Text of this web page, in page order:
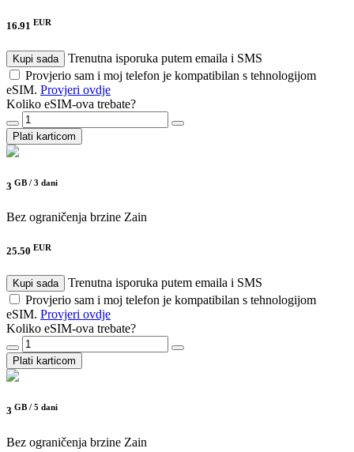
16.91 EUR
Kupi sada
Trenutna isporuka putem emaila i SMS
Provjerio sam i moj telefon je kompatibilan s tehnologijom
eSIM. Provjeri ovdje
Koliko eSIM-ova trebate?
Plati karticom
3 GB / 3 dani
Bez ograničenja brzine Zain
25.50 EUR
Kupi sada
Trenutna isporuka putem emaila i SMS
Provjerio sam i moj telefon je kompatibilan s tehnologijom
eSIM. Provjeri ovdje
Koliko eSIM-ova trebate?
Plati karticom
3 GB / 5 dani
Bez ograničenja brzine Zain